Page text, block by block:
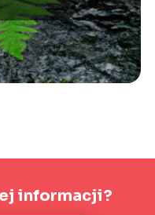
informacji?